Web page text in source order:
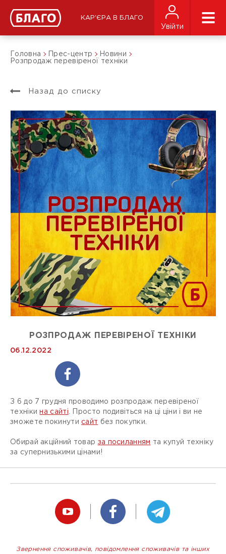
КАР'ЄРА В БЛАГО
Увійти
Головна Прес-центр
Новини
Розпродаж перевіреної техніки
Назад до списку
РОЗПРОДАЖ ПЕРЕВІРЕНОЇ ТЕХНІКИ
06.12.2022
З 6 до 7 грудня проводимо розпродаж перевіреної
техніки
на сайті . Просто подивіться на ці ціни і ви не
зможете покинути сайт без покупки.
Обирай акційний товар за посиланням
та купуй техніку
за супернизькими цінами!
Звернення споживачів, повідомлення споживачів та інших